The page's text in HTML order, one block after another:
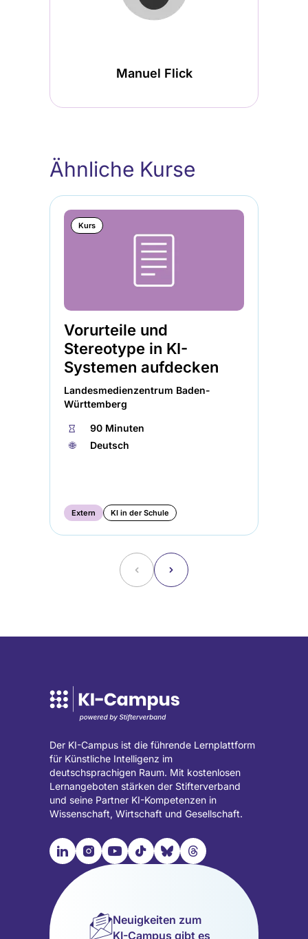
Manuel Flick
Ähnliche Kurse
Kurs
Vorurteile und
Stereotype in KI-
Systemen aufdecken
Landesmedienzentrum Baden-
Württemberg
⏱
90 Minuten
🌐︎
Deutsch
Extern KI in der Schule
˂ ˃
Der KI-Campus ist die führende Lernplattform
für Künstliche Intelligenz im
deutschsprachigen Raum. Mit kostenlosen
Lernangeboten stärken der Stifterverband
und seine Partner KI-Kompetenzen in
Wissenschaft, Wirtschaft und Gesellschaft.

Besuche
unsere
LinkedIn
📹︎
Besuche
unsere
(wird
📺︎
Besuche
(wird
🎵︎
Besuche
(wird
🦋︎
Besuche
(wird
🧵︎
Besuche
unsere
(wird
Neuigkeiten zum
KI-Campus gibt es